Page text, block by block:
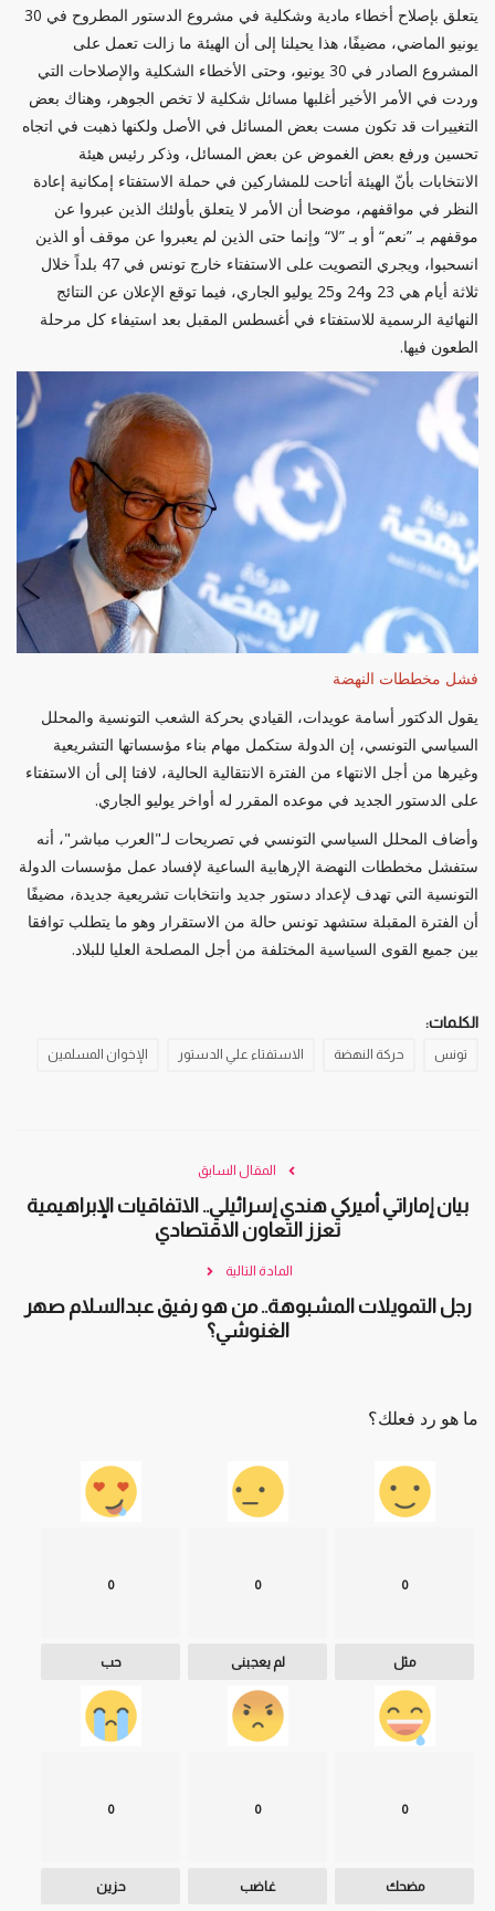
يتعلق بإصلاح أخطاء مادية وشكلية في مشروع الدستور المطروح في 30
يونيو الماضي، مضيفًا، هذا يحيلنا إلى أن الهيئة ما زالت تعمل على
المشروع الصادر في 30 يونيو، وحتى الأخطاء الشكلية والإصلاحات التي
وردت في الأمر الأخير أغلبها مسائل شكلية لا تخص الجوهر، وهناك بعض
التغييرات قد تكون مست بعض المسائل في الأصل ولكنها ذهبت في اتجاه
تحسين ورفع بعض الغموض عن بعض المسائل، وذكر رئيس هيئة
الانتخابات بأنّ الهيئة أتاحت للمشاركين في حملة الاستفتاء إمكانية إعادة
النظر في مواقفهم، موضحا أن الأمر لا يتعلق بأولئك الذين عبروا عن
موقفهم بـ ”نعم“ أو بـ ”لا“ وإنما حتى الذين لم يعبروا عن موقف أو الذين
انسحبوا، ويجري التصويت على الاستفتاء خارج تونس في 47 بلداً خلال
ثلاثة أيام هي 23 و24 و25 يوليو الجاري، فيما توقع الإعلان عن النتائج
النهائية الرسمية للاستفتاء في أغسطس المقبل بعد استيفاء كل مرحلة
الطعون فيها.
فشل مخططات النهضة
يقول الدكتور أسامة عويدات، القيادي بحركة الشعب التونسية والمحلل
السياسي التونسي، إن الدولة ستكمل مهام بناء مؤسساتها التشريعية
وغيرها من أجل الانتهاء من الفترة الانتقالية الحالية، لافتا إلى أن الاستفتاء
على الدستور الجديد في موعده المقرر له أواخر يوليو الجاري.
وأضاف المحلل السياسي التونسي في تصريحات لـ"العرب مباشر"، أنه
ستفشل مخططات النهضة الإرهابية الساعية لإفساد عمل مؤسسات الدولة
التونسية التي تهدف لإعداد دستور جديد وانتخابات تشريعية جديدة، مضيفًا
أن الفترة المقبلة ستشهد تونس حالة من الاستقرار وهو ما يتطلب توافقا
بين جميع القوى السياسية المختلفة من أجل المصلحة العليا للبلاد.
الكلمات:
تونس حركة النهضة الاستفتاء علي الدستور الإخوان المسلمين
المقال السابق
بيان إماراتي أميركي هندي إسرائيلي.. الاتفاقيات الإبراهيمية
تعزز التعاون الاقتصادي
المادة التالية
رجل التمويلات المشبوهة.. من هو رفيق عبدالسلام صهر
الغنوشي؟
ما هو رد فعلك؟
0
مثل
0
لم يعجبنى
0
حب
0
مضحك
0
غاضب
0
حزين